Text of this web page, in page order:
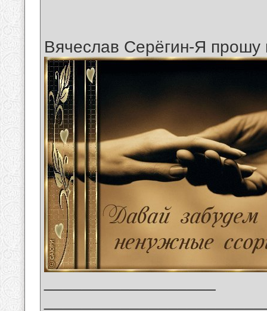
Вячеслав Серёгин-Я прошу